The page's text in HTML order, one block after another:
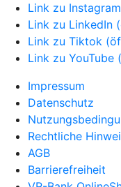
Link zu
Link zu LinkedIn
Link zu Tiktok
Link zu YouTube
Impressum
Datenschutz
Rechtliche
AGB
Barrierefreiheit